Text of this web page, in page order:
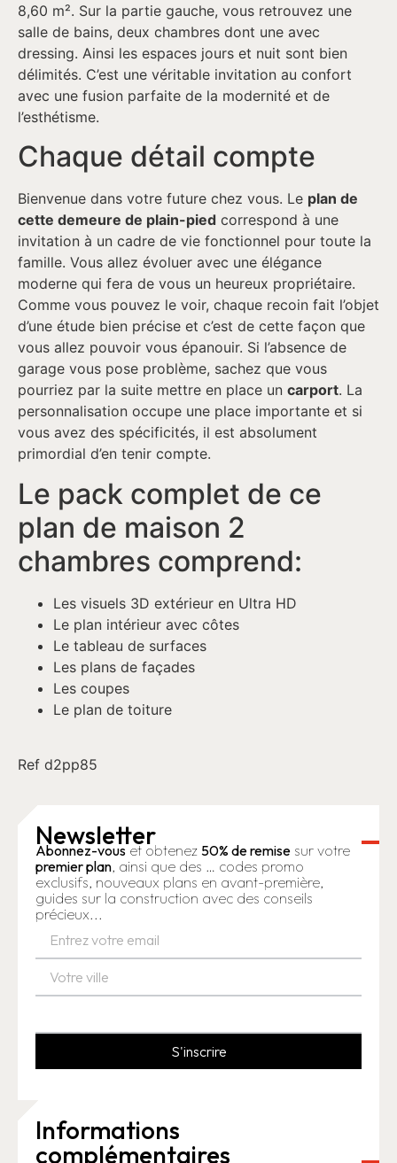
8,60 m². Sur la partie gauche, vous retrouvez une
salle de bains, deux chambres dont une avec
dressing. Ainsi les espaces jours et nuit sont bien
délimités. C’est une véritable invitation au confort
avec une fusion parfaite de la modernité et de
l’esthétisme.
Chaque détail compte
Bienvenue dans votre future chez vous. Le plan de
cette demeure de plain-pied correspond à une
invitation à un cadre de vie fonctionnel pour toute la
famille. Vous allez évoluer avec une élégance
moderne qui fera de vous un heureux propriétaire.
Comme vous pouvez le voir, chaque recoin fait l’objet
d’une étude bien précise et c’est de cette façon que
vous allez pouvoir vous épanouir. Si l’absence de
garage vous pose problème, sachez que vous
pourriez par la suite mettre en place un carport. La
personnalisation occupe une place importante et si
vous avez des spécificités, il est absolument
primordial d’en tenir compte.
Le pack complet de ce
plan de maison 2
chambres comprend:
Les visuels 3D extérieur en Ultra HD
Le plan intérieur avec côtes
Le tableau de surfaces
Les plans de façades
Les coupes
Le plan de toiture
Ref d2pp85
Newsletter
Abonnez-vous et obtenez 50% de remise sur votre
premier plan, ainsi que des … codes promo
exclusifs, nouveaux plans en avant-première,
guides sur la construction avec des conseils
précieux...
S'inscrire
Informations
complémentaires